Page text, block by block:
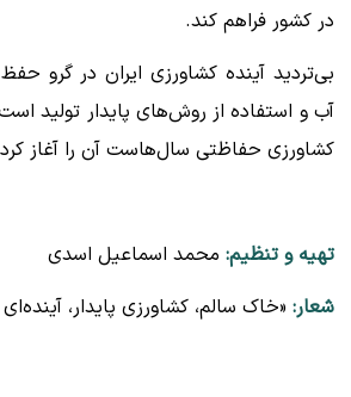
در کشور فراهم کند.
بی‌تردید آینده کشاورزی ایران در گرو
آب و استفاده از روش‌های پایدار تولید
کشاورزی حفاظتی سال‌هاست آن را آغاز
تهیه و تنظیم: محمد اسماعیل اسدی
شعار: «خاک سالم، کشاورزی پایدار،